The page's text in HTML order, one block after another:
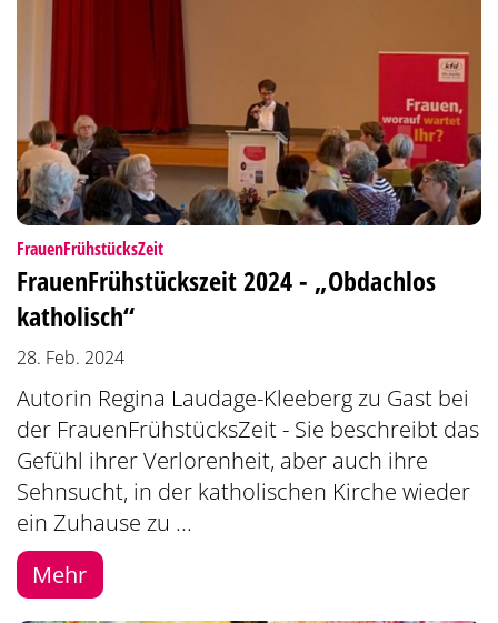
FrauenFrühstücksZeit:
FrauenFrühstückszeit 2024 - „Obdachlos
katholisch“
28. Feb. 2024
Autorin Regina Laudage-Kleeberg zu Gast bei
der FrauenFrühstücksZeit - Sie beschreibt das
Gefühl ihrer Verlorenheit, aber auch ihre
Sehnsucht, in der katholischen Kirche wieder
ein Zuhause zu ...
Mehr